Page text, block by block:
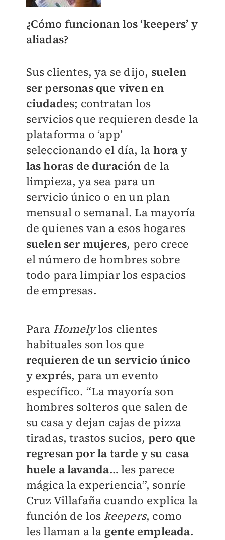
¿Cómo funcionan los ‘keepers’ y
aliadas?
Sus clientes, ya se dijo, suelen
ser personas que viven en
ciudades; contratan los
servicios que requieren desde la
plataforma o ‘app’
seleccionando el día, la hora y
las horas de duración de la
limpieza, ya sea para un
servicio único o en un plan
mensual o semanal. La mayoría
de quienes van a esos hogares
suelen ser mujeres, pero crece
el número de hombres sobre
todo para limpiar los espacios
de empresas.
Para Homelylos clientes
habituales son los que
requieren de un servicio único
y exprés, para un evento
específico. “La mayoría son
hombres solteros que salen de
su casa y dejan cajas de pizza
tiradas, trastos sucios, pero que
regresan por la tarde y su casa
huele a lavanda… les parece
mágica la experiencia”, sonríe
Cruz Villafaña cuando explica la
función de los keepers, como
les llaman a la gente empleada.